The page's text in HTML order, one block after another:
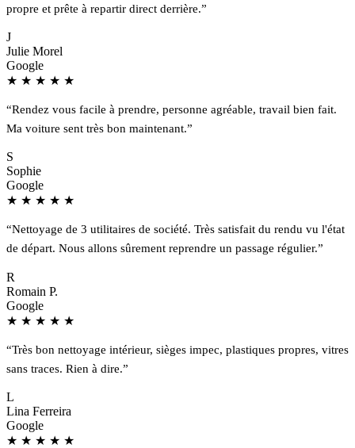
propre et prête à repartir direct derrière.”
J
Julie Morel
Google
★ ★ ★ ★ ★
“Rendez vous facile à prendre, personne agréable, travail bien fait.
Ma voiture sent très bon maintenant.”
S
Sophie
Google
★ ★ ★ ★ ★
“Nettoyage de 3 utilitaires de société. Très satisfait du rendu vu l'état
de départ. Nous allons sûrement reprendre un passage régulier.”
R
Romain P.
Google
★ ★ ★ ★ ★
“Très bon nettoyage intérieur, sièges impec, plastiques propres, vitres
sans traces. Rien à dire.”
L
Lina Ferreira
Google
★ ★ ★ ★ ★